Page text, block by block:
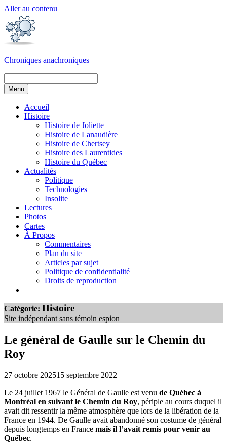
Aller au contenu
Chroniques anachroniques
Menu
Accueil
Histoire
Histoire de Joliette
Histoire de Lanaudière
Histoire de Chertsey
Histoire des Laurentides
Histoire du Québec
Actualités
Politique
Technologies
Insolite
Lectures
Photos
Cartes
À Propos
Commentaires
Plan du site
Articles par sujet
Politique de confidentialité
Droits de reproduction
Catégorie: Histoire
Site indépendant sans témoin espion
Le général de Gaulle sur le Chemin du
Roy
27 octobre 202515 septembre 2022
Le 24 juillet 1967 le Général de Gaulle est venu de Québec à
Montréal en suivant le Chemin du Roy, périple au cours duquel il
avait dit ressentir la même atmosphère que lors de la libération de la
France en 1944. De Gaulle avait abandonné son costume de général
depuis longtemps en France mais il l’avait remis pour venir au
Québec.